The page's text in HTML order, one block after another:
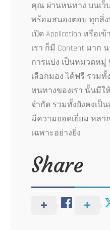
คุณ ผ่านหนทาง บนเว็
พร้อมสนองตอบ ทุกสิ่
เปิด Application หรือเ
เรา ก็มี Content มาก
การแบ่ง เป็นหมวดห
เลือกมอง ได้ฟรี รวม
หนทางของเรา นั้นมีใ
จำกัด รวมทั้งยังคงเป็
มีความยอดเยี่ยม หล
เฉพาะอย่างยิ่ง
Share